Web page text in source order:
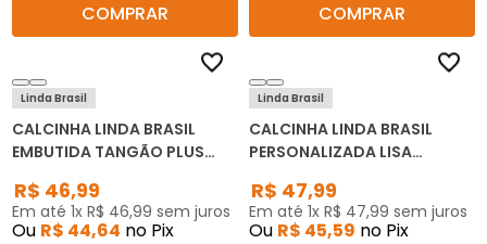
COMPRAR
COMPRAR
Linda Brasil
CALCINHA LINDA BRASIL
EMBUTIDA TANGÃO PLUS
R$ 46,99
Em até 1x R$ 46,99 sem juros
Ou R$ 44,64 no Pix
Linda Brasil
CALCINHA LINDA BRASIL
PERSONALIZADA LISA
C/3
R$ 47,99
Em até 1x R$ 47,99 sem juros
Ou R$ 45,59 no Pix